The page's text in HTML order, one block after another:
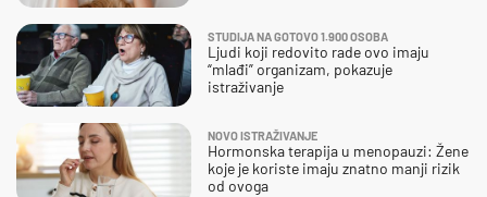
STUDIJA NA GOTOVO 1.900 OSOBA
Ljudi koji redovito rade ovo imaju
“mlađi” organizam, pokazuje
istraživanje
NOVO ISTRAŽIVANJE
Hormonska terapija u menopauzi: Žene
koje je koriste imaju znatno manji rizik
od ovoga